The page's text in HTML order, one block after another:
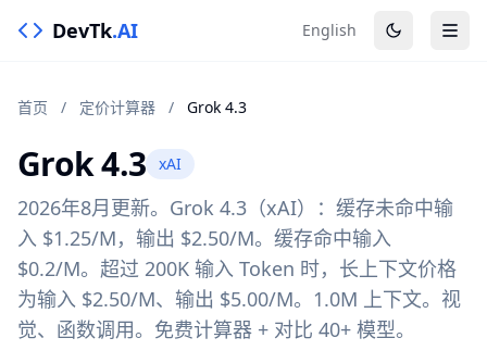
DevTk.AI English
首页 / 定价计算器 / Grok 4.3
Grok 4.3 xAI
2026年8月更新。Grok 4.3（xAI）：缓存未命中输
入 $1.25/M，输出 $2.50/M。缓存命中输入
$0.2/M。超过 200K 输入 Token 时，长上下文价格
为输入 $2.50/M、输出 $5.00/M。1.0M 上下文。视
觉、函数调用。免费计算器 + 对比 40+ 模型。